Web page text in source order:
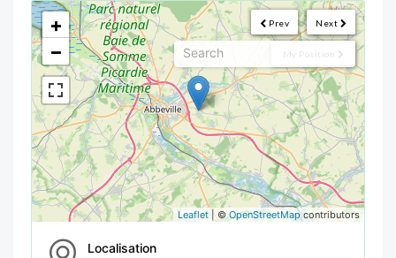
Next
Prev
My Position
<!---->
+
−
Leaflet | ©OpenStreetMapcontributors
Localisation